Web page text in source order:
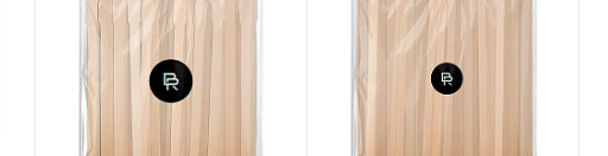
Купить в 1
В избранное
Купить в 1
В избранное